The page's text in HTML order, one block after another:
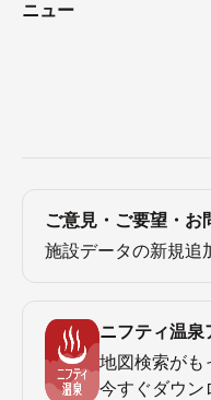
ニュー
ご意見・ご要望・お
施設データの新規追
ニフティ温泉
地図検索がも
今すぐダウン